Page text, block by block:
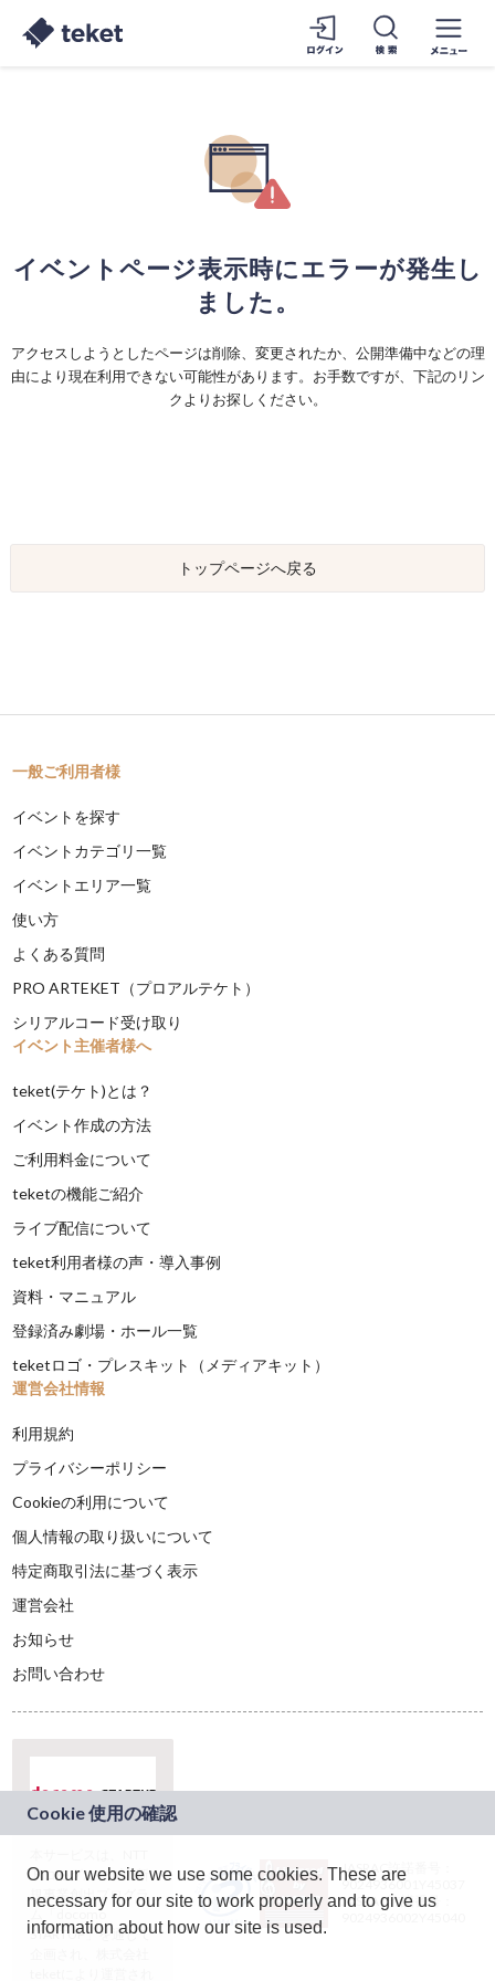
イベントページ表示時にエラーが発生し
ました。
アクセスしようとしたページは削除、変更されたか、公開準備中などの理
由により現在利用できない可能性があります。お手数ですが、下記のリン
クよりお探しください。
トップページへ戻る
一般ご利用者様
イベントを探す
イベントカテゴリ一覧
イベントエリア一覧
使い方
よくある質問
PRO ARTEKET（プロアルテケト）
シリアルコード受け取り
イベント主催者様へ
teket(テケト)とは？
イベント作成の方法
ご利用料金について
teketの機能ご紹介
ライブ配信について
teket利用者様の声・導入事例
資料・マニュアル
登録済み劇場・ホール一覧
teketロゴ・プレスキット（メディアキット）
運営会社情報
利用規約
プライバシーポリシー
Cookieの利用について
個人情報の取り扱いについて
特定商取引法に基づく表示
運営会社
お知らせ
お問い合わせ
ドコモグループの新
規事業創出プログラ
ム「docomo
STARTUP」を通じて
JASRAC許諾番号：
9024936001Y45037
JASRAC許諾番号：
On our website we use some cookies. These are
necessary for our site to work properly and to give us
information about how our site is used.